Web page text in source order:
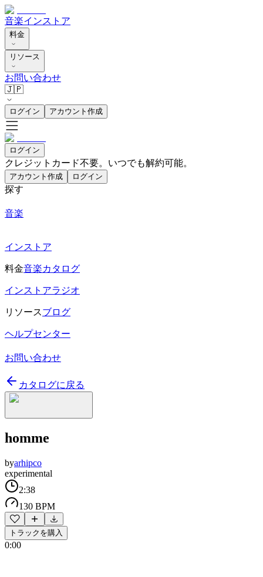
音楽インストア
料金
リソース
お問い合わせ
🇯🇵
ログイン アカウント作成
ログイン
クレジットカード不要。いつでも解約可能。
アカウント作成 ログイン
探す
音楽
インストア
料金音楽カタログ
インストアラジオ
リソースブログ
ヘルプセンター
お問い合わせ
カタログに戻る
homme
byarhipco
experimental
2:38
130 BPM
トラックを購入
0:00